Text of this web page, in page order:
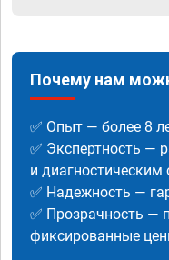
Почему нам
✅ Опыт — более 8
✅ Экспертность —
и
✅ Надежность —
✅ Прозрачность —
фиксированные